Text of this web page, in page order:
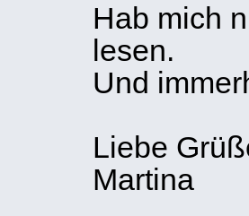
Hab mich
lesen.
Und
Liebe
Martina